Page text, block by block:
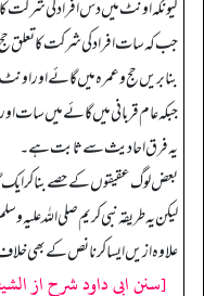
کیونکہ اونٹ میں دس افراد کی شرکت
جب کہ سات افراد کی شرکت کا
بنا بریں حج وعمرہ میں گائے
جبکہ عام قربانی میں گائے میں سات
یہ فرق احادیث سے ثابت ہے۔
بعض لوگ عقیقوں کے حصے بنا کر ایک
لیکن یہ طریقہ نبی کریم صلی اللہ
علاوہ ازیں ایسا کرنا نص کے بھی
[سنن ابی داود شرح از